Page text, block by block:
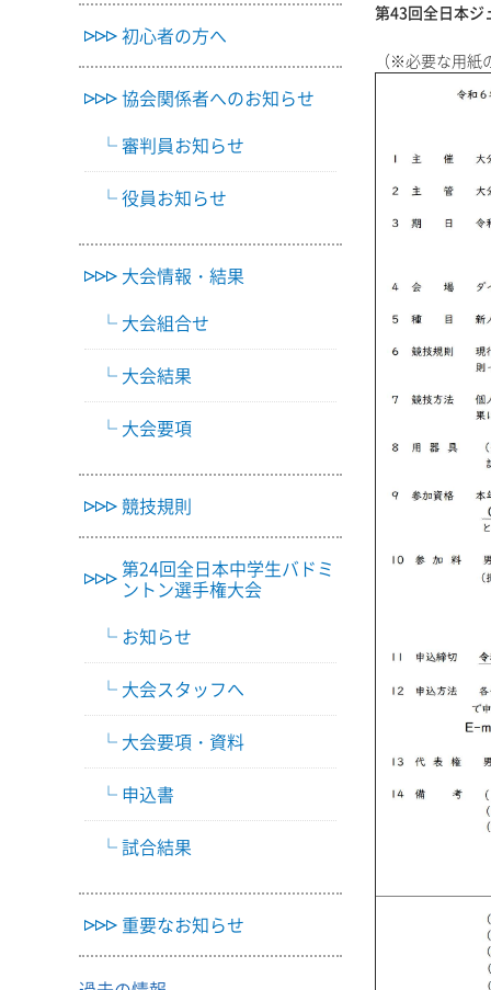
初心者の方へ
協会関係者へのお知らせ
審判員お知らせ
役員お知らせ
大会情報・結果
大会組合せ
大会結果
大会要項
競技規則
第24回全日本中学生バドミ
ントン選手権大会
お知らせ
大会スタッフへ
大会要項・資料
申込書
試合結果
重要なお知らせ
第43回全日本
（※必要な用